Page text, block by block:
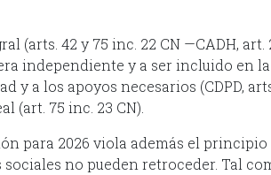
(arts. 42 y 75 inc. 22 CN —CADH, art.
independiente y a ser incluido en la
y a los apoyos necesarios (CDPD,
(art. 75 inc. 23 CN).
para 2026 viola además el
no pueden retroceder. Tal